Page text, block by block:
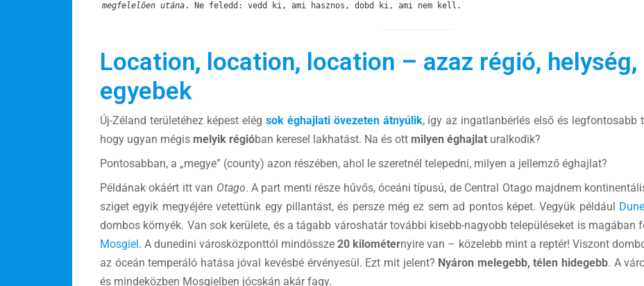
megfelelően utána. Ne feledd: vedd ki, ami hasznos, dobd ki, ami nem kell.
Location, location, location – azaz régió, helység,
egyebek
Új-Zéland területéhez képest elég sok éghajlati övezeten átnyúlik, így az ingatlanbérlés első és legfontosabb
hogy ugyan mégis melyik régióban keresel lakhatást. Na és ott milyen éghajlat uralkodik?
Pontosabban, a „megye” (county) azon részében, ahol le szeretnél telepedni, milyen a jellemző éghajlat?
Példának okáért itt van Otago. A part menti része hűvős, óceáni típusú, de Central Otago majdnem
sziget egyik megyéjére vetettünk egy pillantást, és persze még ez sem ad pontos képet. Vegyük például
dombos környék. Van sok kerülete, és a tágabb városhatár további kisebb-nagyobb településeket is magában
Mosgiel. A dunedini városközponttól mindössze20 kilométernyire van – közelebb mint a reptér! Viszont
az óceán temperáló hatása jóval kevésbé érvényesül. Ezt mit jelent? Nyáron melegebb, télen hidegebb. A
és mindeközben Mosgielben jócskán akár fagy.